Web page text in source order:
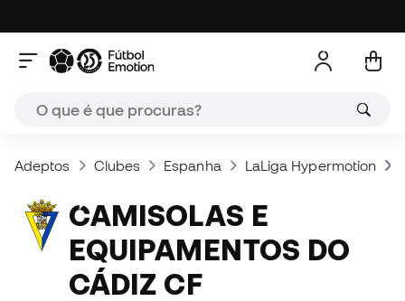
Adeptos Clubes Espanha LaLiga Hypermotion
CAMISOLAS E
EQUIPAMENTOS DO
CÁDIZ CF